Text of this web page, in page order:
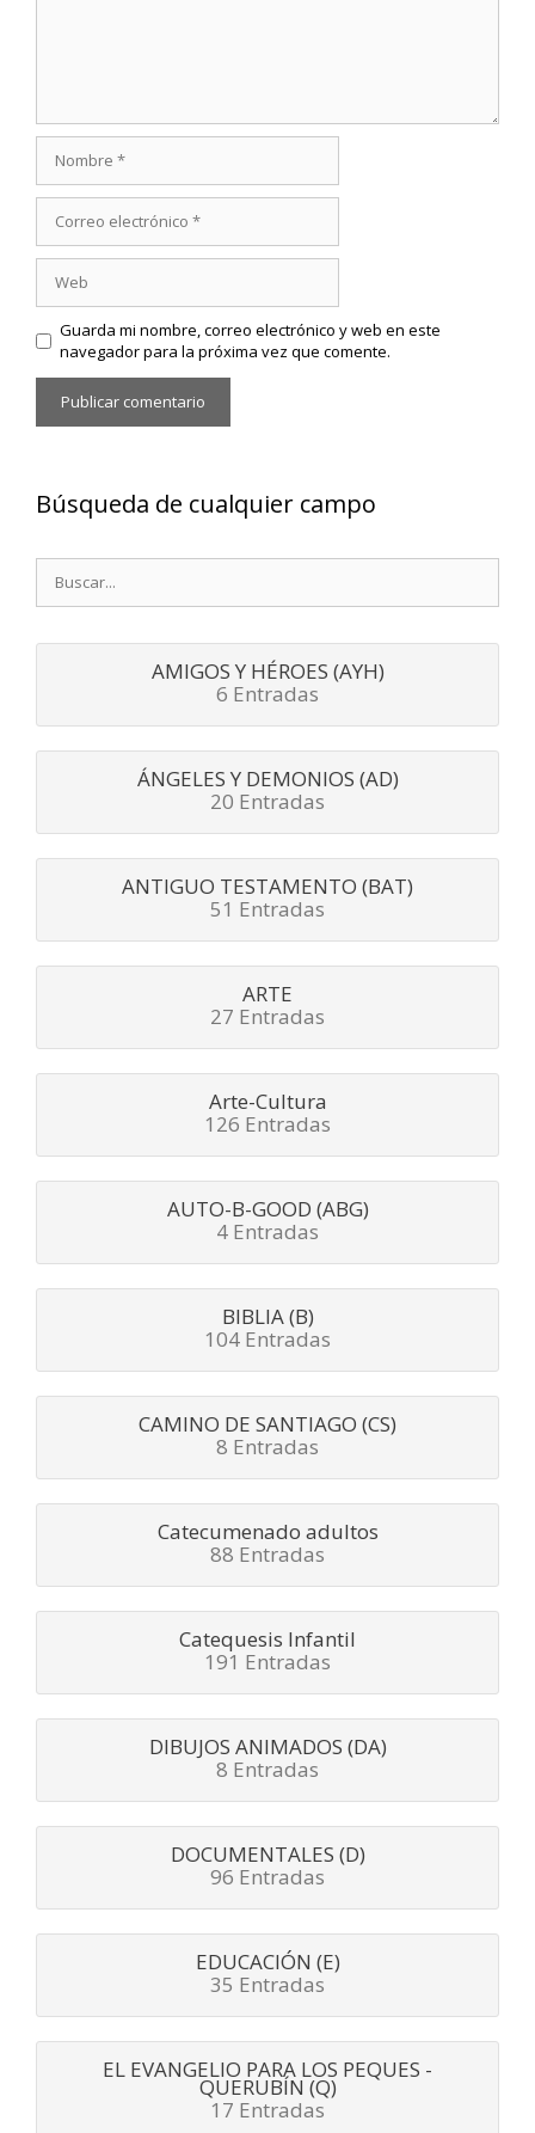
electrónico
Guarda mi nombre, correo electrónico y web en este
navegador para la próxima vez que comente.
Búsqueda de cualquier campo
Buscar:
AMIGOS Y HÉROES (AYH)
6 Entradas
ÁNGELES Y DEMONIOS (AD)
20 Entradas
ANTIGUO TESTAMENTO (BAT)
51 Entradas
ARTE
27 Entradas
Arte-Cultura
126 Entradas
AUTO-B-GOOD (ABG)
4 Entradas
BIBLIA (B)
104 Entradas
CAMINO DE SANTIAGO (CS)
8 Entradas
Catecumenado adultos
88 Entradas
Catequesis Infantil
191 Entradas
DIBUJOS ANIMADOS (DA)
8 Entradas
DOCUMENTALES (D)
96 Entradas
EDUCACIÓN (E)
35 Entradas
EL EVANGELIO PARA LOS PEQUES -
QUERUBÍN (Q)
17 Entradas